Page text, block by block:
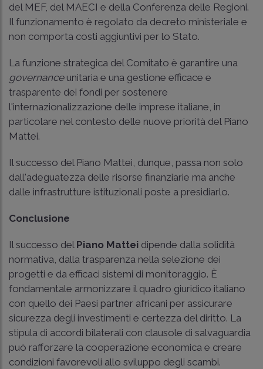
del MEF, del MAECI e della Conferenza delle Regioni.
Il funzionamento è regolato da decreto ministeriale e
non comporta costi aggiuntivi per lo Stato.
La funzione strategica del Comitato è garantire una
governanceunitaria e una gestione efficace e
trasparente dei fondi per sostenere
l'internazionalizzazione delle imprese italiane, in
particolare nel contesto delle nuove priorità del Piano
Mattei.
Il successo del Piano Mattei, dunque, passa non solo
dall'adeguatezza delle risorse finanziarie ma anche
dalle infrastrutture istituzionali poste a presidiarlo.
Conclusione
Il successo del Piano Mattei dipende dalla solidità
normativa, dalla trasparenza nella selezione dei
progetti e da efficaci sistemi di monitoraggio. È
fondamentale armonizzare il quadro giuridico italiano
con quello dei Paesi partner africani per assicurare
sicurezza degli investimenti e certezza del diritto. La
stipula di accordi bilaterali con clausole di salvaguardia
può rafforzare la cooperazione economica e creare
condizioni favorevoli allo sviluppo degli scambi.